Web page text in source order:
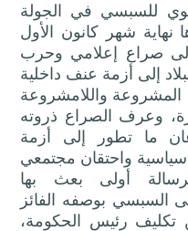
للسبسي في الجولة
نهاية شهر كانون الأول
صراع إعلامي وحرب
واللامشروعة
وعرف الصراع ذروته
ما تطور إلى أزمة
أولى بعث بها
السبسي بوصفه الفائز
تكليف رئيس الحكومة،